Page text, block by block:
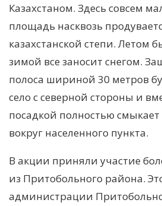
Казахстаном. Здесь совсем
площадь насквозь
казахстанской степи. Летом
зимой все заносит снегом.
полоса шириной 30 метров
село с северной стороны и
посадкой полностью
вокруг населенного пункта.
В акции приняли участие
из Притобольного района.
администрации